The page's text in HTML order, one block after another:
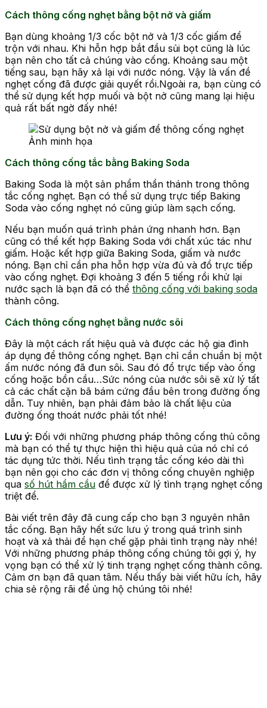
Cách thông cống nghẹt bằng bột nở và giấm
Bạn dùng khoảng 1/3 cốc bột nở và 1/3 cốc giấm để
trộn với nhau. Khi hỗn hợp bắt đầu sủi bọt cũng là lúc
bạn nên cho tất cả chúng vào cống. Khoảng sau một
tiếng sau, bạn hãy xả lại với nước nóng. Vậy là vấn đề
nghẹt cống đã được giải quyết rồi.Ngoài ra, bạn cùng có
thể sử dụng kết hợp muối và bột nở cũng mang lại hiệu
quả rất bất ngờ đấy nhé!
Ảnh minh họa
Cách thông cống tắc bằng Baking Soda
Baking Soda là một sản phẩm thần thánh trong thông
tắc cống nghẹt. Bạn có thể sử dụng trực tiếp Baking
Soda vào cống nghẹt nó cũng giúp làm sạch cống.
Nếu bạn muốn quá trình phản ứng nhanh hơn. Bạn
cũng có thể kết hợp Baking Soda với chất xúc tác như
giấm. Hoặc kết hợp giữa Baking Soda, giấm và nước
nóng. Bạn chỉ cần pha hỗn hợp vừa đủ và đổ trực tiếp
vào cống nghẹt. Đợi khoảng 3 đến 5 tiếng rồi khử lại
nước sạch là bạn đã có thể thông cống với baking soda
thành công.
Cách thông cống nghẹt bằng nước sôi
Đây là một cách rất hiệu quả và được các hộ gia đình
áp dụng để thông cống nghẹt. Bạn chỉ cần chuẩn bị một
ấm nước nóng đã đun sôi. Sau đó đổ trực tiếp vào ống
cống hoặc bồn cầu…Sức nóng của nước sôi sẽ xử lý tất
cả các chất cặn bã bám cứng đầu bên trong đường ống
dẫn. Tuy nhiên, bạn phải đảm bảo là chất liệu của
đường ống thoát nước phải tốt nhé!
Lưu ý: Đối với những phương pháp thông cống thủ công
mà bạn có thể tự thực hiện thì hiệu quả của nó chỉ có
tác dụng tức thời. Nếu tình trạng tắc cống kéo dài thì
bạn nên gọi cho các đơn vị thông cống chuyên nghiệp
qua số hút hầm cầu để được xử lý tình trạng nghẹt cống
triệt để.
Bài viết trên đây đã cung cấp cho bạn 3 nguyên nhân
tắc cống. Bạn hãy hết sức lưu ý trong quá trình sinh
hoạt và xả thải để hạn chế gặp phải tình trạng này nhé!
Với những phương pháp thông cống chúng tôi gợi ý, hy
vọng bạn có thể xử lý tinh trạng nghẹt cống thành công.
Cảm ơn bạn đã quan tâm. Nếu thấy bài viết hữu ích, hãy
chia sẻ rộng rãi để ủng hộ chúng tôi nhé!